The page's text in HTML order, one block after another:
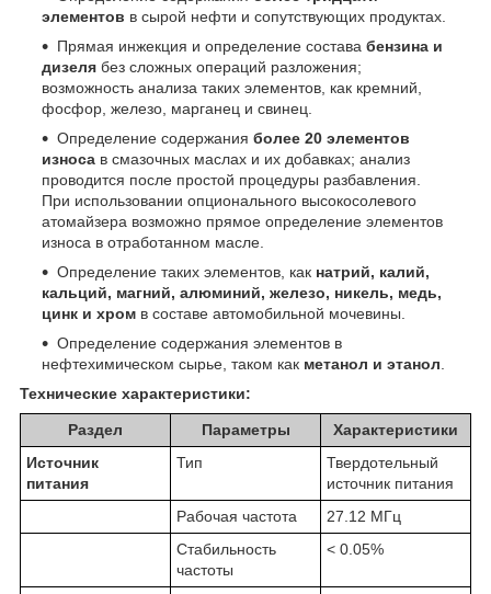
элементов в сырой нефти и сопутствующих продуктах.
Прямая инжекция и определение состава бензина и
дизеля без сложных операций разложения;
возможность анализа таких элементов, как кремний,
фосфор, железо, марганец и свинец.
Определение содержания более 20 элементов
износа в смазочных маслах и их добавках; анализ
проводится после простой процедуры разбавления.
При использовании опционального высокосолевого
атомайзера возможно прямое определение элементов
износа в отработанном масле.
Определение таких элементов, как натрий, калий,
кальций, магний, алюминий, железо, никель, медь,
цинк и хром в составе автомобильной мочевины.
Определение содержания элементов в
нефтехимическом сырье, таком как метанол и этанол
Технические характеристики:
Раздел Параметры
Характеристики
Источник
питания
Тип
Твердотельный
источник питания
Рабочая частота
27.12 МГц
Стабильность
частоты
< 0.05%